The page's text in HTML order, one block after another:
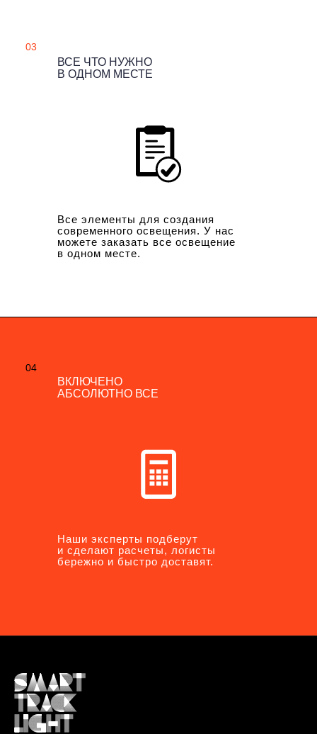
03
ВСЕ ЧТО НУЖНО
В ОДНОМ МЕСТЕ
Все элементы для создания
современного освещения. У нас
можете заказать все освещение
в одном месте.
04
ВКЛЮЧЕНО
АБСОЛЮТНО ВСЕ
Наши эксперты подберут
и сделают расчеты, логисты
бережно и быстро доставят.
04
ВКЛЮЧЕНО
АБСОЛЮТНО ВСЕ
Наши эксперты подберут
и сделают расчеты, логисты
бережно и быстро доставят.